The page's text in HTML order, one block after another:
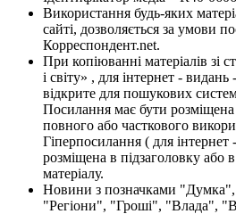
Використання будь-яких
сайті, дозволяється за умови
Корреспондент.net.
При копіюванні матеріалів зі
і світу» , для інтернет -
відкрите для пошукових
Посилання має бути розміщена
повного або часткового
Гіперпосилання ( для
розміщена в підзаголовку або
матеріалу.
Новини з позначками
"Регіони", "Гроші", "Влада",